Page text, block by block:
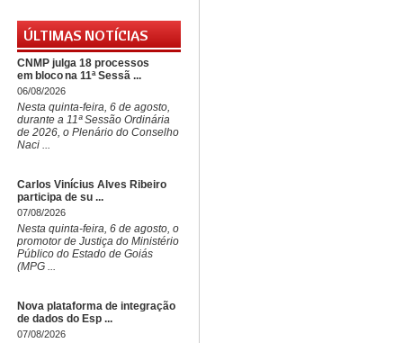
ÚLTIMAS NOTÍCIAS
CNMP julga 18 processos
em bloco na 11ª Sessã ...
06/08/2026
Nesta quinta-feira, 6 de agosto,
durante a 11ª Sessão Ordinária
de 2026, o Plenário do Conselho
Naci ...
Carlos Vinícius Alves Ribeiro
participa de su ...
07/08/2026
Nesta quinta-feira, 6 de agosto, o
promotor de Justiça do Ministério
Público do Estado de Goiás
(MPG ...
Nova plataforma de integração
de dados do Esp ...
07/08/2026